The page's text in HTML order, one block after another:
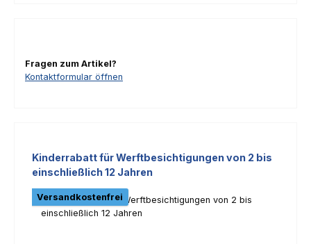
Fragen zum Artikel?
Kontaktformular öffnen
Produktgalerie überspringen
Kinderrabatt für Werftbesichtigungen von 2 bis
einschließlich 12 Jahren
Versandkostenfrei